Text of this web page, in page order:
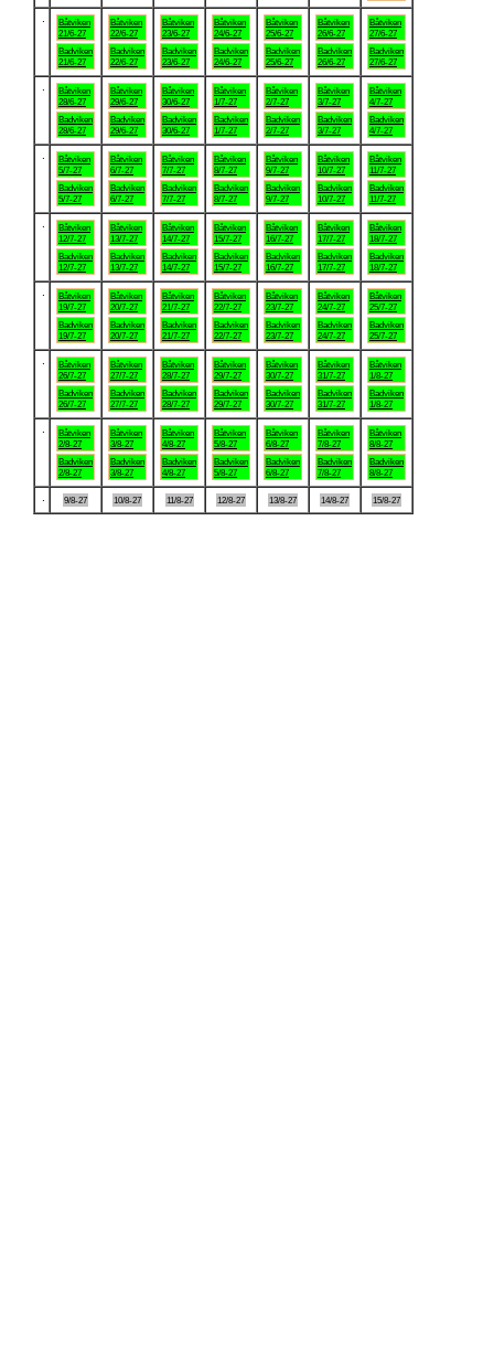
Båtviken
21/6-27
Badviken
21/6-27
Båtviken
22/6-27
Badviken
22/6-27
Båtviken
23/6-27
Badviken
23/6-27
Båtviken
24/6-27
Badviken
24/6-27
Båtviken
25/6-27
Badviken
25/6-27
Båtviken
26/6-27
Badviken
26/6-27
Båtviken
27/6-27
Badviken
27/6-27
Båtviken
28/6-27
Badviken
28/6-27
Båtviken
29/6-27
Badviken
29/6-27
Båtviken
30/6-27
Badviken
30/6-27
Båtviken
1/7-27
Badviken
1/7-27
Båtviken
2/7-27
Badviken
2/7-27
Båtviken
3/7-27
Badviken
3/7-27
Båtviken
4/7-27
Badviken
4/7-27
Båtviken
5/7-27
Badviken
5/7-27
Båtviken
6/7-27
Badviken
6/7-27
Båtviken
7/7-27
Badviken
7/7-27
Båtviken
8/7-27
Badviken
8/7-27
Båtviken
9/7-27
Badviken
9/7-27
Båtviken
10/7-27
Badviken
10/7-27
Båtviken
11/7-27
Badviken
11/7-27
Båtviken
12/7-27
Badviken
12/7-27
Båtviken
13/7-27
Badviken
13/7-27
Båtviken
14/7-27
Badviken
14/7-27
Båtviken
15/7-27
Badviken
15/7-27
Båtviken
16/7-27
Badviken
16/7-27
Båtviken
17/7-27
Badviken
17/7-27
Båtviken
18/7-27
Badviken
18/7-27
Båtviken
19/7-27
Badviken
19/7-27
Båtviken
20/7-27
Badviken
20/7-27
Båtviken
21/7-27
Badviken
21/7-27
Båtviken
22/7-27
Badviken
22/7-27
Båtviken
23/7-27
Badviken
23/7-27
Båtviken
24/7-27
Badviken
24/7-27
Båtviken
25/7-27
Badviken
25/7-27
Båtviken
26/7-27
Badviken
26/7-27
Båtviken
27/7-27
Badviken
27/7-27
Båtviken
28/7-27
Badviken
28/7-27
Båtviken
29/7-27
Badviken
29/7-27
Båtviken
30/7-27
Badviken
30/7-27
Båtviken
31/7-27
Badviken
31/7-27
Båtviken
1/8-27
Badviken
1/8-27
Båtviken
2/8-27
Badviken
2/8-27
Båtviken
3/8-27
Badviken
3/8-27
Båtviken
4/8-27
Badviken
4/8-27
Båtviken
5/8-27
Badviken
5/8-27
Båtviken
6/8-27
Badviken
6/8-27
Båtviken
7/8-27
Badviken
7/8-27
Båtviken
8/8-27
Badviken
8/8-27
9/8-27 10/8-27 11/8-27 12/8-27 13/8-27 14/8-27 15/8-27